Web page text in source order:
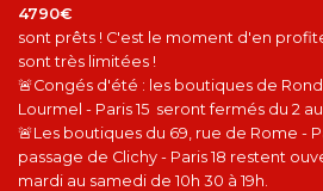
4790€
sont prêts ! C'est le moment d'en
sont très limitées !
🚨Congés d'été : les boutiques de
Lourmel - Paris 15 seront fermés du 2
🚨Les boutiques du 69, rue de Rome -
passage de Clichy - Paris 18 restent
mardi au samedi de 10h 30 à 19h.